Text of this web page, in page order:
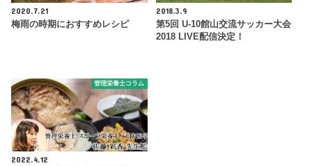
2020.7.21
梅雨の時期におすすめレシピ
2018.3.9
第5回 U-10館山交流サッカー大会
2018 LIVE配信決定！
管理栄養士コラム
2022.4.12